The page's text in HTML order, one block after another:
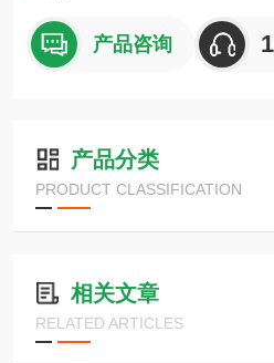
产品咨询
产品分类
PRODUCT CLASSIFICATION
相关文章
RELATED ARTICLES